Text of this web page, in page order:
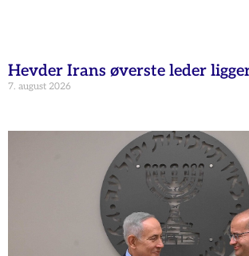
Hevder Irans øverste leder
7. august 2026